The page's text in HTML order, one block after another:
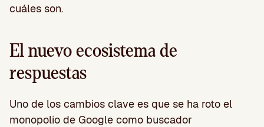
cuáles son.
El nuevo ecosistema de
respuestas
Uno de los cambios clave es que se ha roto el
monopolio de Google como buscador